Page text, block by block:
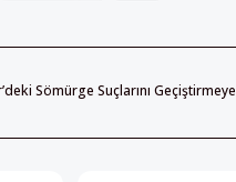
Sömürge Suçlarını Geçiştirmeye